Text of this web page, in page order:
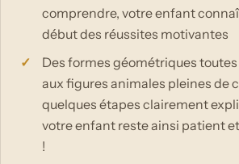
comprendre, votre enfant
début des réussites motivantes
Des formes géométriques
aux figures animales pleines de
quelques étapes clairement
votre enfant reste ainsi patient
!